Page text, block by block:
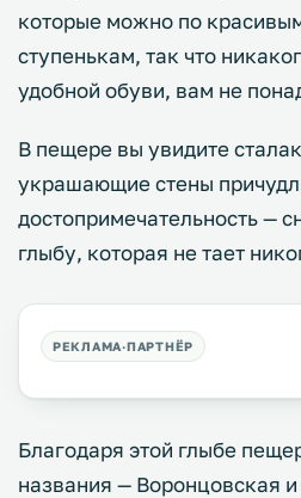
которые можно по
ступенькам, так что
удобной обуви, вам не
В пещере вы увидите
украшающие стены
достопримечательность —
глыбу, которая не тает
Благодаря этой глыбе
названия — Воронцовская